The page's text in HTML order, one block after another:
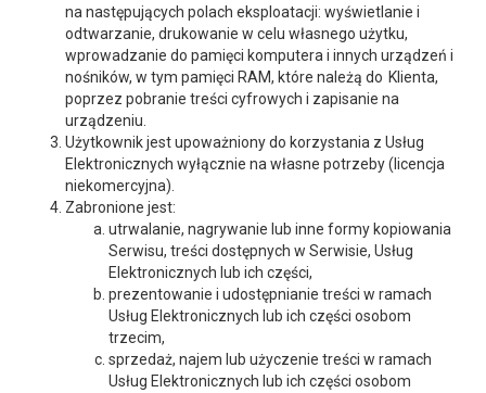
na następujących polach eksploatacji: wyświetlanie i
odtwarzanie, drukowanie w celu własnego użytku,
wprowadzanie do pamięci komputera i innych urządzeń i
nośników, w tym pamięci RAM, które należą do Klienta,
poprzez pobranie treści cyfrowych i zapisanie na
urządzeniu.
Użytkownik jest upoważniony do korzystania z Usług
Elektronicznych wyłącznie na własne potrzeby (licencja
niekomercyjna).
Zabronione jest:
utrwalanie, nagrywanie lub inne formy kopiowania
Serwisu, treści dostępnych w Serwisie, Usług
Elektronicznych lub ich części,
prezentowanie i udostępnianie treści w ramach
Usług Elektronicznych lub ich części osobom
trzecim,
sprzedaż, najem lub użyczenie treści w ramach
Usług Elektronicznych lub ich części osobom